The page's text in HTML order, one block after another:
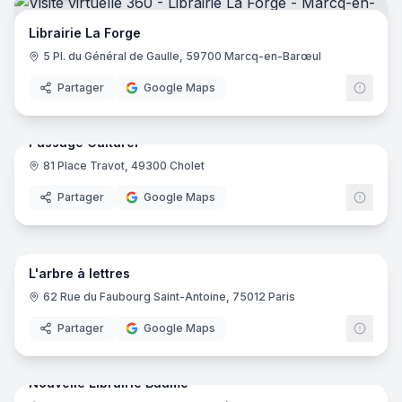
Librairie M'Lire- Laval
Librairie Prado Paradis
la Cédille- Lamballe Armor
Le soleil de Dax Guillot Jean Pierre
La Plume De Noblat- Saint-Léonard-de-Noblat
Sauramps Medical - Montpellier
La Papetheque Sapac- Annemasse
Le soleil
- Aubagne
Point Virgule- Aurillac
Librairie et Editions Imbernon
Savoir Livre - La Bourboule
MomieAnnecy
- Annecy
Momie Annecy Mangas
- Annecy
Librairie Bal- Chambéry
Librairie Labbé- Blois
Librairie La Forge
5 Pl. du Général de Gaulle, 59700 Marcq-en-Barœul
Partager Google Maps
22
Passage Culturel
81 Place Travot, 49300 Cholet
Partager Google Maps
17
L'arbre à lettres
62 Rue du Faubourg Saint-Antoine, 75012 Paris
Partager Google Maps
19
Nouvelle Librairie Baume